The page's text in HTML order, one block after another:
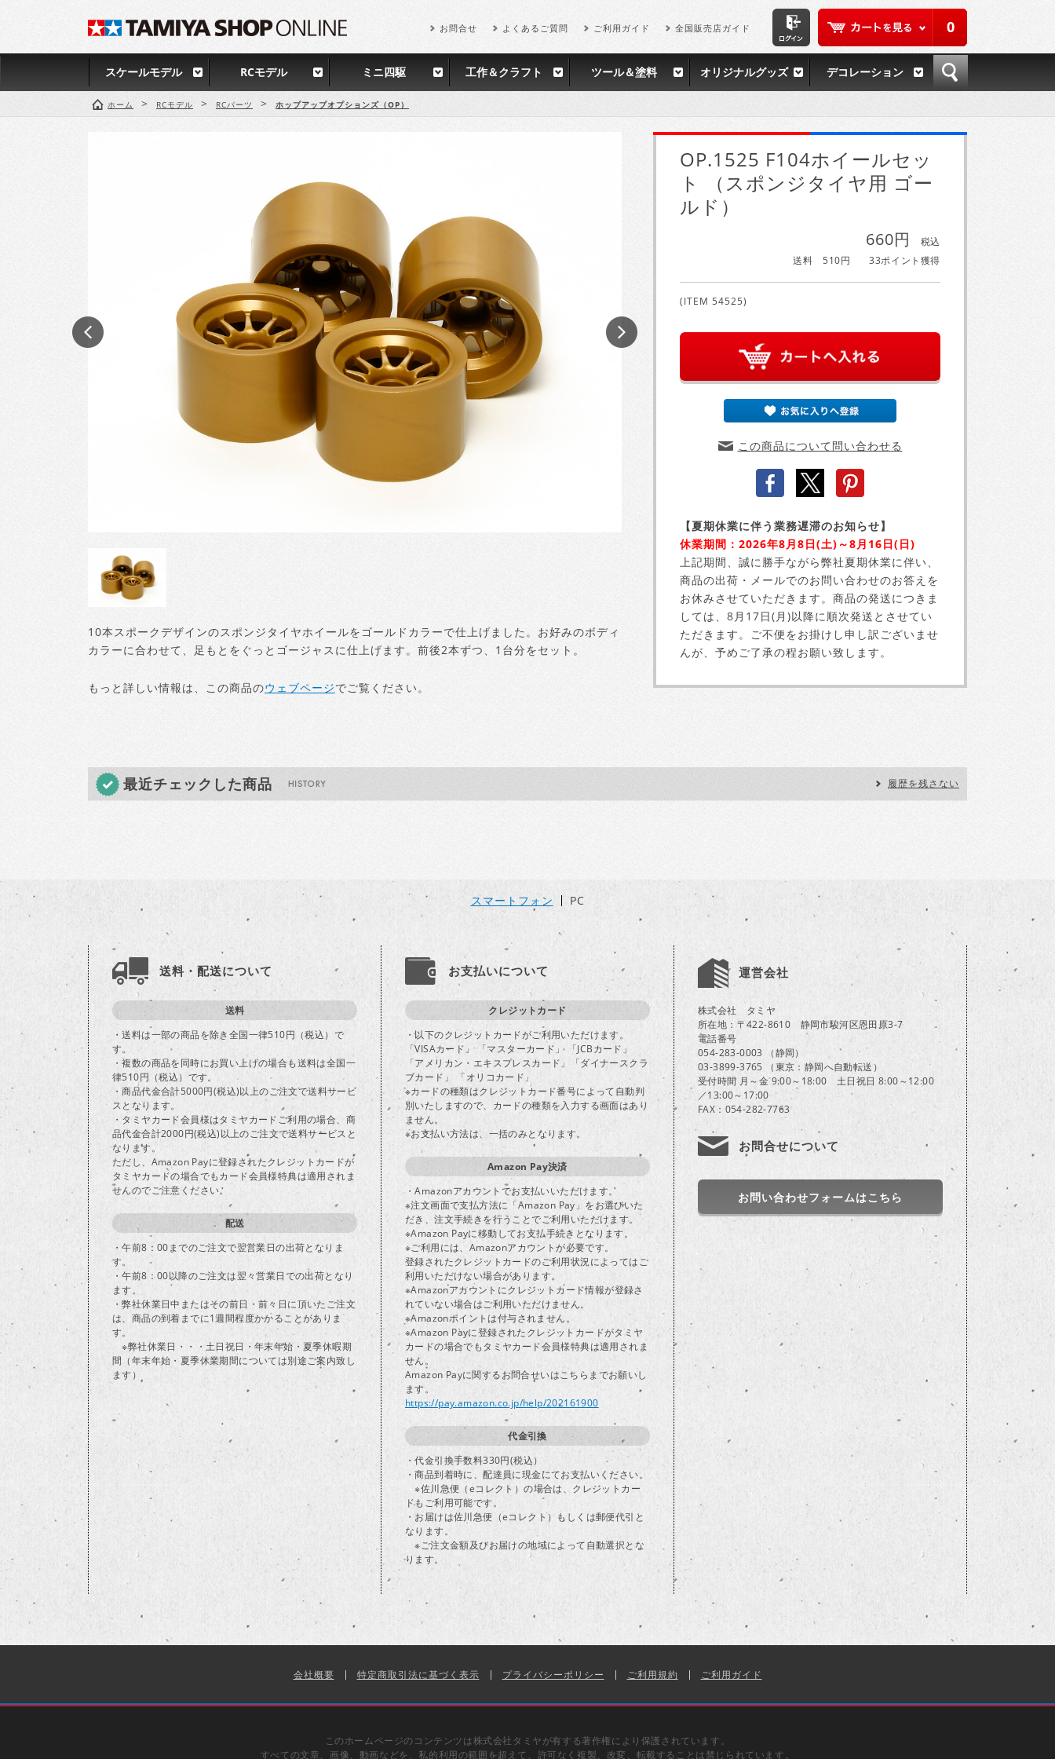
0
お問合せ よくあるご質問 ご利用ガイド 全国販売店ガイド
スケールモデル RCモデル ミニ四駆 工作＆クラフト ツール＆塗料 オリジナルグッズ デコレーション
ホーム > RCモデル > RCパーツ > ホップアップオプションズ（OP）
10本スポークデザインのスポンジタイヤホイールをゴールドカラーで仕上げました。お好みのボディ
カラーに合わせて、足もとをぐっとゴージャスに仕上げます。前後2本ずつ、1台分をセット。
もっと詳しい情報は、この商品のウェブページでご覧ください。
OP.1525 F104ホイールセッ
ト （スポンジタイヤ用 ゴー
ルド）
660円
税込
送料 510円
33ポイント獲得
(ITEM 54525)
この商品について問い合わせる
【夏期休業に伴う業務遅滞のお知らせ】
休業期間：2026年8月8日(土)～8月16日(日)
上記期間、誠に勝手ながら弊社夏期休業に伴い、
商品の出荷・メールでのお問い合わせのお答えを
お休みさせていただきます。商品の発送につきま
しては、8月17日(月)以降に順次発送とさせてい
ただきます。ご不便をお掛けし申し訳ございませ
んが、予めご了承の程お願い致します。
最近チェックした商品 履歴を残さない
スマートフォン PC
送料・配送について
送料
・送料は一部の商品を除き全国一律510円（税込）で
す。
・複数の商品を同時にお買い上げの場合も送料は全国一
律510円（税込）です。
・商品代金合計5000円(税込)以上のご注文で送料サービ
スとなります。
・タミヤカード会員様はタミヤカードご利用の場合、商
品代金合計2000円(税込)以上のご注文で送料サービスと
なります。
ただし、Amazon Payに登録されたクレジットカードが
タミヤカードの場合でもカード会員様特典は適用されま
せんのでご注意ください。
配送
・午前8：00までのご注文で翌営業日の出荷となりま
す。
・午前8：00以降のご注文は翌々営業日での出荷となり
ます。
・弊社休業日中またはその前日・前々日に頂いたご注文
は、商品の到着までに1週間程度かかることがありま
す。
※弊社休業日・・・土日祝日・年末年始・夏季休暇期
間（年末年始・夏季休業期間については別途ご案内致し
ます）
お支払いについて
クレジットカード
・以下のクレジットカードがご利用いただけます。
「VISAカード」 「マスターカード」 「JCBカード」
「アメリカン・エキスプレスカード」「ダイナースクラ
ブカード」 「オリコカード」
※カードの種類はクレジットカード番号によって自動判
別いたしますので、カードの種類を入力する画面はあり
ません。
※お支払い方法は、一括のみとなります。
Amazon Pay決済
・Amazonアカウントでお支払いいただけます。
※注文画面で支払方法に「Amazon Pay」をお選びいた
だき、注文手続きを行うことでご利用いただけます。
※Amazon Payに移動してお支払手続きとなります。
※ご利用には、Amazonアカウントが必要です。
登録されたクレジットカードのご利用状況によってはご
利用いただけない場合があります。
※Amazonアカウントにクレジットカード情報が登録さ
れていない場合はご利用いただけません。
※Amazonポイントは付与されません。
※Amazon Payに登録されたクレジットカードがタミヤ
カードの場合でもタミヤカード会員様特典は適用されま
せん。
Amazon Payに関するお問合せいはこちらまでお願いし
ます。
https://pay.amazon.co.jp/help/202161900
代金引換
・代金引換手数料330円(税込）
・商品到着時に、配達員に現金にてお支払いください。
※佐川急便（eコレクト）の場合は、クレジットカー
ドもご利用可能です。
・お届けは佐川急便（eコレクト）もしくは郵便代引と
なります。
※ご注文金額及びお届けの地域によって自動選択とな
ります。
運営会社
株式会社 タミヤ
所在地：〒422-8610 静岡市駿河区恩田原3-7
電話番号
054-283-0003 （静岡）
03-3899-3765 （東京：静岡へ自動転送）
受付時間 月～金 9:00～18:00 土日祝日 8:00～12:00
／13:00～17:00
FAX：054-282-7763
お問合せについて
お問い合わせフォームはこちら
会社概要 特定商取引法に基づく表示 プライバシーポリシー ご利用規約 ご利用ガイド
このホームページのコンテンツは株式会社タミヤが有する著作権により保護されています。
すべての文章、画像、動画などを、私的利用の範囲を超えて、許可なく複製、改変、転載することは禁じられています。